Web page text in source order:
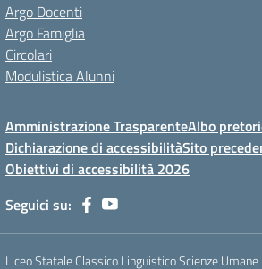
Argo Docenti
Argo Famiglia
Circolari
Modulistica Alunni
Amministrazione TrasparenteAlbo
Dichiarazione di accessibilitàSito
Obiettivi di accessibilità 2026
Seguici su:
Liceo Statale Classico Linguistico Scienze Umane